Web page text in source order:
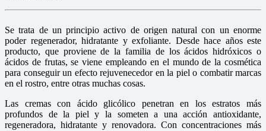
Se trata de un principio activo de origen natural con un enorme
poder regenerador, hidratante y exfoliante. Desde hace años este
producto, que proviene de la familia de los ácidos hidróxicos o
ácidos de frutas, se viene empleando en el mundo de la cosmética
para conseguir un efecto rejuvenecedor en la piel o combatir marcas
en el rostro, entre otras muchas cosas.
Las cremas con ácido glicólico penetran en los estratos más
profundos de la piel y la someten a una acción antioxidante,
regeneradora, hidratante y renovadora. Con concentraciones más